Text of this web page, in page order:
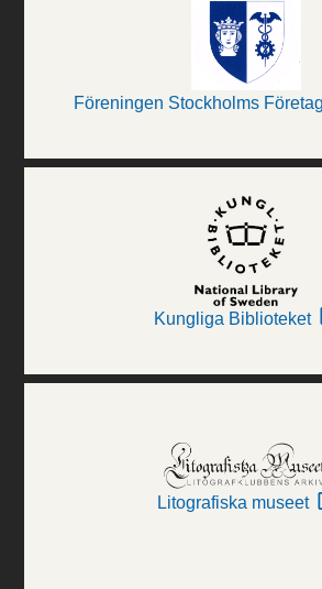
Föreningen Stockholms
Kungliga Biblioteket
Litografiska museet